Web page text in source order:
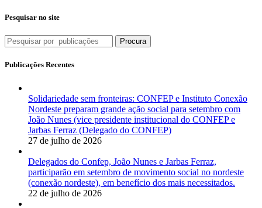
Pesquisar no site
Procura
Publicações Recentes
Solidariedade sem fronteiras: CONFEP e Instituto Conexão
Nordeste preparam grande ação social para setembro com
João Nunes (vice presidente institucional do CONFEP e
Jarbas Ferraz (Delegado do CONFEP)
27 de julho de 2026
Delegados do Confep, João Nunes e Jarbas Ferraz,
participarão em setembro de movimento social no nordeste
(conexão nordeste), em benefício dos mais necessitados.
22 de julho de 2026